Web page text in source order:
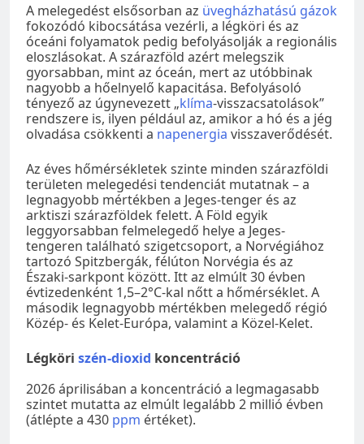
A melegedést elsősorban az üvegházhatású gázok
fokozódó kibocsátása vezérli, a légköri és az
óceáni folyamatok pedig befolyásolják a regionális
eloszlásokat. A szárazföld azért melegszik
gyorsabban, mint az óceán, mert az utóbbinak
nagyobb a hőelnyelő kapacitása. Befolyásoló
tényező az úgynevezett „klíma-visszacsatolások”
rendszere is, ilyen például az, amikor a hó és a jég
olvadása csökkenti a napenergia visszaverődését.
Az éves hőmérsékletek szinte minden szárazföldi
területen melegedési tendenciát mutatnak – a
legnagyobb mértékben a Jeges-tenger és az
arktiszi szárazföldek felett. A Föld egyik
leggyorsabban felmelegedő helye a Jeges-
tengeren található szigetcsoport, a Norvégiához
tartozó Spitzbergák, félúton Norvégia és az
Északi-sarkpont között. Itt az elmúlt 30 évben
évtizedenként 1,5–2°C-kal nőtt a hőmérséklet. A
második legnagyobb mértékben melegedő régió
Közép- és Kelet-Európa, valamint a Közel-Kelet.
Légköri szén-dioxid koncentráció
2026 áprilisában a koncentráció a legmagasabb
szintet mutatta az elmúlt legalább 2 millió évben
(átlépte a 430 ppm értéket).